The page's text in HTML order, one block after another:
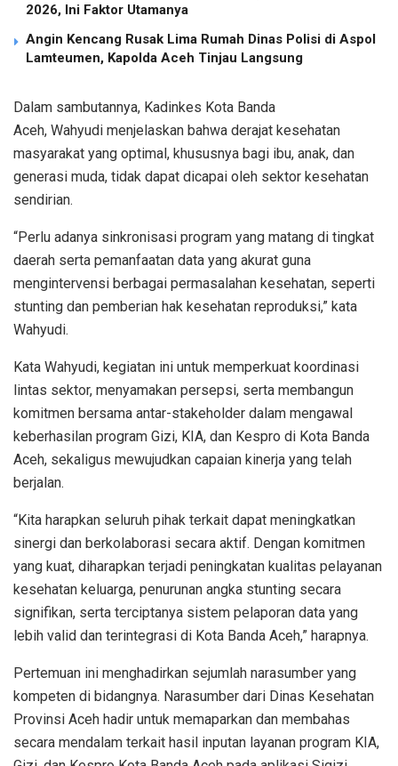
2026, Ini Faktor Utamanya
Angin Kencang Rusak Lima Rumah Dinas Polisi di Aspol
Lamteumen, Kapolda Aceh Tinjau Langsung
Dalam sambutannya, Kadinkes Kota Banda
Aceh, Wahyudi menjelaskan bahwa derajat kesehatan
masyarakat yang optimal, khususnya bagi ibu, anak, dan
generasi muda, tidak dapat dicapai oleh sektor kesehatan
sendirian.
“Perlu adanya sinkronisasi program yang matang di tingkat
daerah serta pemanfaatan data yang akurat guna
mengintervensi berbagai permasalahan kesehatan, seperti
stunting dan pemberian hak kesehatan reproduksi,” kata
Wahyudi.
Kata Wahyudi, kegiatan ini untuk memperkuat koordinasi
lintas sektor, menyamakan persepsi, serta membangun
komitmen bersama antar-stakeholder dalam mengawal
keberhasilan program Gizi, KIA, dan Kespro di Kota Banda
Aceh, sekaligus mewujudkan capaian kinerja yang telah
berjalan.
“Kita harapkan seluruh pihak terkait dapat meningkatkan
sinergi dan berkolaborasi secara aktif. Dengan komitmen
yang kuat, diharapkan terjadi peningkatan kualitas pelayanan
kesehatan keluarga, penurunan angka stunting secara
signifikan, serta terciptanya sistem pelaporan data yang
lebih valid dan terintegrasi di Kota Banda Aceh,” harapnya.
Pertemuan ini menghadirkan sejumlah narasumber yang
kompeten di bidangnya. Narasumber dari Dinas Kesehatan
Provinsi Aceh hadir untuk memaparkan dan membahas
secara mendalam terkait hasil inputan layanan program KIA,